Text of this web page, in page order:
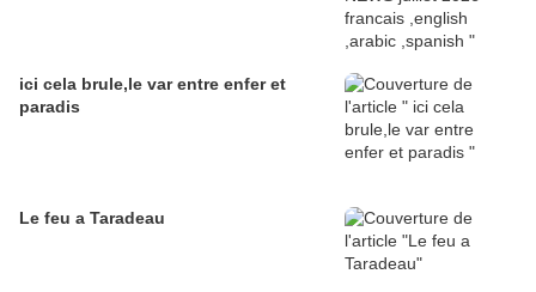
ici cela brule,le var entre enfer et
paradis
Le feu a Taradeau